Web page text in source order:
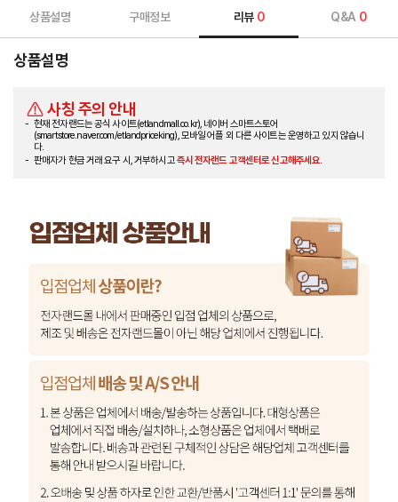
상품설명 구매정보 리뷰 0 Q&A 0
상품설명
사칭 주의 안내
현재 전자랜드는 공식 사이트(etlandmall.co.kr), 네이버 스마트스토어
(smartstore.naver.com/etlandpriceking), 모바일 어플 외 다른 사이트는 운영하고 있지 않습니
다.
판매자가 현금 거래 요구 시, 거부하시고즉시 전자랜드 고객센터로 신고해주세요.